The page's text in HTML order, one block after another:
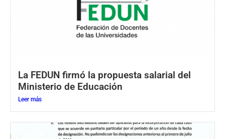
La FEDUN firmó la propuesta salarial del
Ministerio de Educación
Leer más